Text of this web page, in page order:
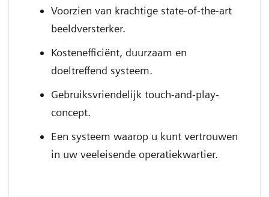
Voorzien van krachtige state-of-the-art
beeldversterker.
Kostenefficiënt, duurzaam en
doeltreffend systeem.
Gebruiksvriendelijk touch-and-play-
concept.
Een systeem waarop u kunt vertrouwen
in uw veeleisende operatiekwartier.